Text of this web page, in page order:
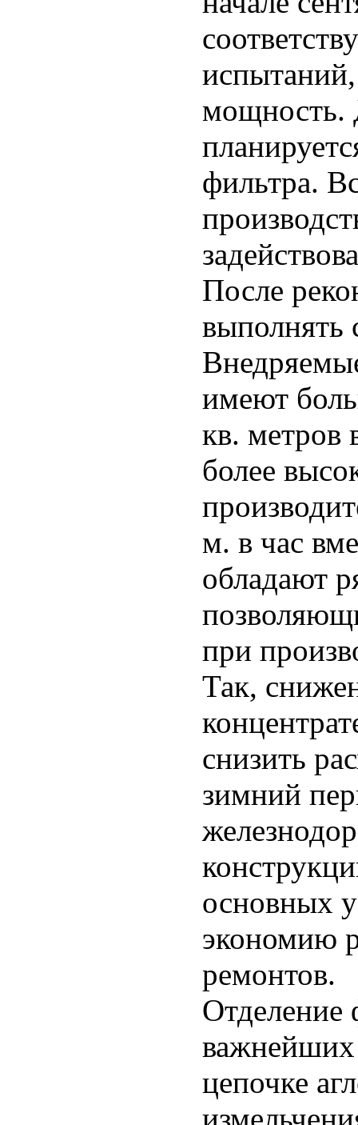
мощность.
фильтра.
После
имеют
кв. метров
более
м. в час
обладают
при
Так,
снизить
зимний
основных
экономию
ремонтов.
Отделение
важнейших
цепочке